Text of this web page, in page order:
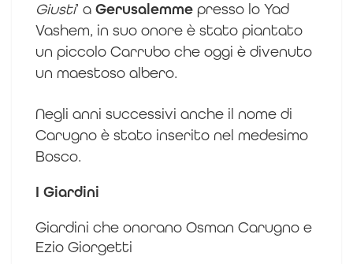
Giusti’ a Gerusalemme presso lo Yad
Vashem, in suo onore è stato piantato
un piccolo Carrubo che oggi è divenuto
un maestoso albero.
Negli anni successivi anche il nome di
Carugno è stato inserito nel medesimo
Bosco.
I Giardini
Giardini che onorano Osman Carugno e
Ezio Giorgetti